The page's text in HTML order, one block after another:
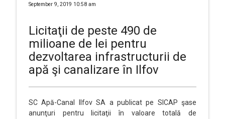
September 9, 2019 10:58 am
Licitaţii de peste 490 de
milioane de lei pentru
dezvoltarea infrastructurii de
apă şi canalizare în Ilfov
SC Apă-Canal Ilfov SA a publicat pe SICAP şase
anunţuri pentru licitaţii în valoare totală de